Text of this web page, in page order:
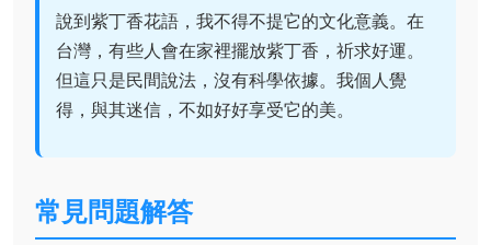
說到紫丁香花語，我不得不提它的文化意義。在
台灣，有些人會在家裡擺放紫丁香，祈求好運。
但這只是民間說法，沒有科學依據。我個人覺
得，與其迷信，不如好好享受它的美。
常見問題解答